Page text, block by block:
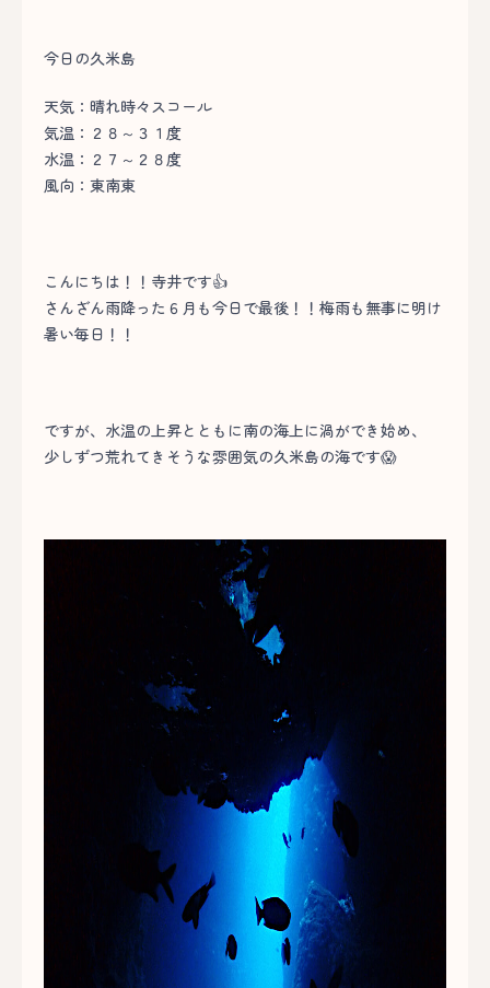
今日の久米島
天気：晴れ時々スコール
気温：２８～３１度
水温：２７～２８度
風向：東南東
こんにちは！！寺井です👍
さんざん雨降った６月も今日で最後！！梅雨も無事に明け
暑い毎日！！
ですが、水温の上昇とともに南の海上に渦ができ始め、
少しずつ荒れてきそうな雰囲気の久米島の海です😱